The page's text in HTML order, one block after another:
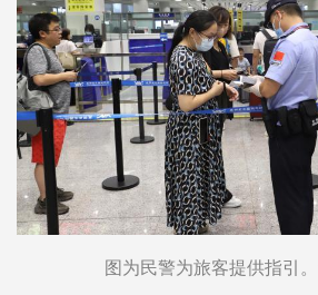
图为民警为旅客提供指引